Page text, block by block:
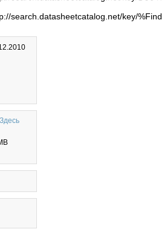
search.datasheetcatalog.net/key/%Find
Здесь